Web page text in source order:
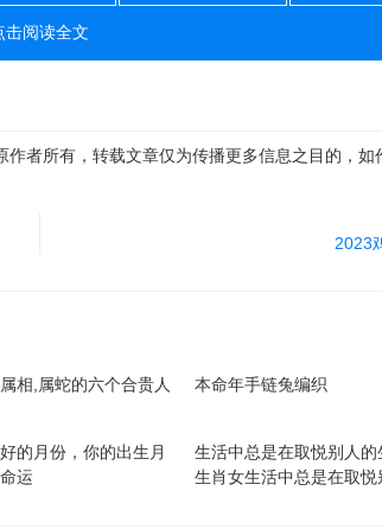
击阅读全文
者所有，转载文章仅为传播更多信息之目的，如
2023
相,属蛇的六个合贵人 本命年手链兔编织
的月份，你的出生月
运
生活中总是在取悦别人
生肖女生活中总是在取悦